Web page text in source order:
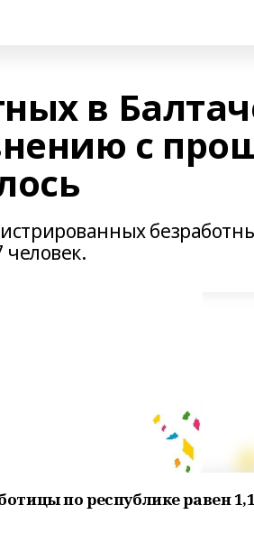
в
с
человек.
по республике равен